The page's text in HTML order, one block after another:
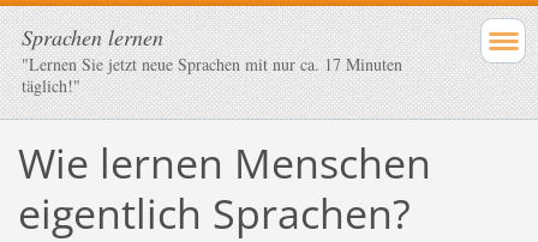
Sprachen lernen
"Lernen Sie jetzt neue Sprachen mit nur ca. 17 Minuten
täglich!"
Wie lernen Menschen
eigentlich Sprachen?